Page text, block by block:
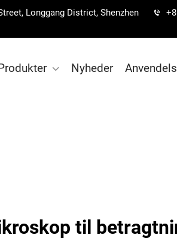
Longgang District, Shenzhen
Nyheder
til